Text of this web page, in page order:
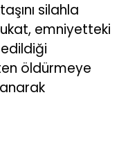
silahla
emniyetteki
öldürmeye